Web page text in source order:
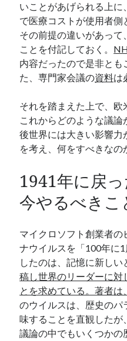
いことがあげられる上
で医療コストが使用者側
その前提の違いがあって
ことを付記しておく。
内容だったので是非とも
た、専門家会議の資料は
それを踏まえた上で、
これからどのような議
後世界には大きい影響
を考え、何をすべきなの
1941年に戻
今やるべきこ
マイクロソフト創業者の
ナウイルスを「100年に
したのは、記憶に新し
稿し世界のリーダーに対
とを求めている。著者は
のウイルスは、歴史の
味することを直観した
議論の中でもいくつか